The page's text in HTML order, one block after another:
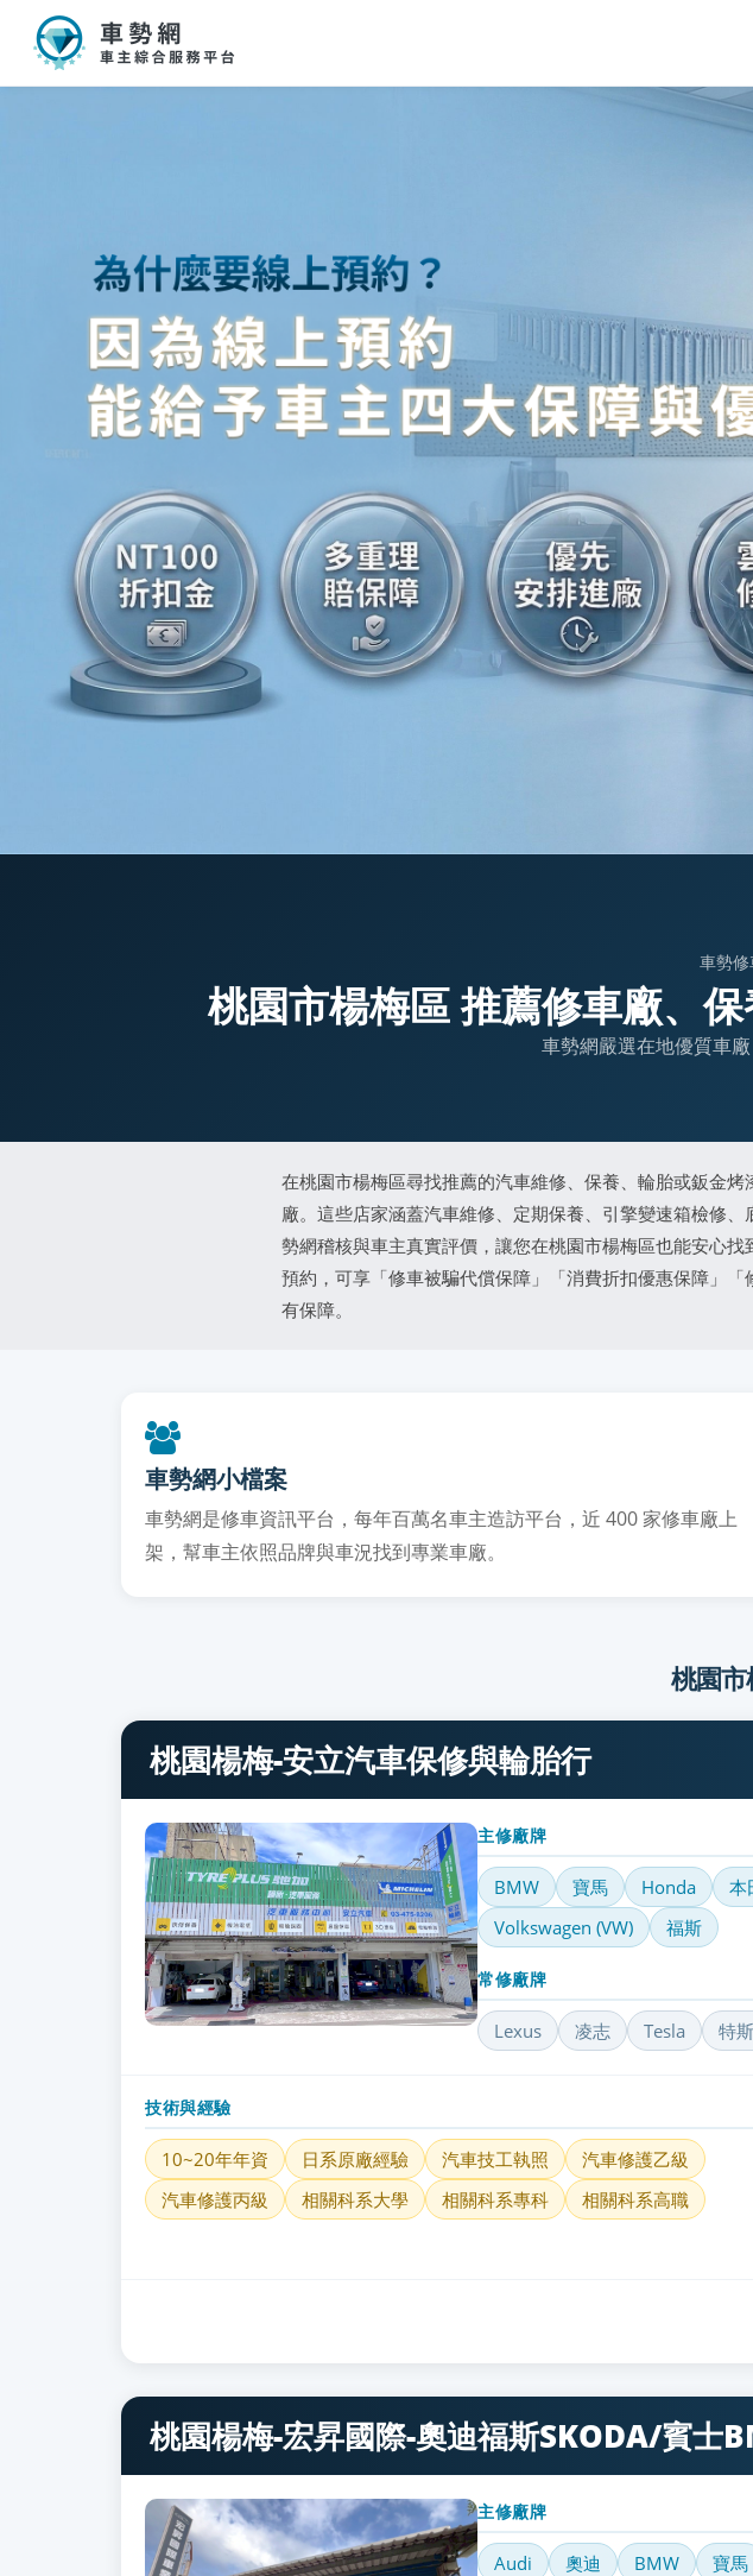
車勢
桃園市楊梅區 推薦修車廠、
車勢網嚴選在地優質車
在桃園市楊梅區尋找推薦的汽車維修、保養、輪胎或鈑金
廠。這些店家涵蓋汽車維修、定期保養、引擎變速箱檢修
勢網稽核與車主真實評價，讓您在桃園市楊梅區也能安心
預約，可享「修車被騙代償保障」「消費折扣優惠保障」
有保障。
車勢網小檔案
車勢網是修車資訊平台，每年百萬名車主造訪平台，近 400 家修車廠上
架，幫車主依照品牌與車況找到專業車廠。
桃園
桃園楊梅-安立汽車保修與輪胎行
主修廠牌
BMW 寶馬 Honda 本
Volkswagen (VW)
福斯
常修廠牌
Lexus 凌志 Tesla 特
技術與經驗
10~20年年資 日系原廠經驗 汽車技工執照
汽車修護乙級
汽車修護丙級
相關科系大學 相關科系專科 相關科系高職
桃園楊梅-宏昇國際-奧迪福斯SKODA/賓士
主修廠牌
Audi 奧迪 BMW 寶馬